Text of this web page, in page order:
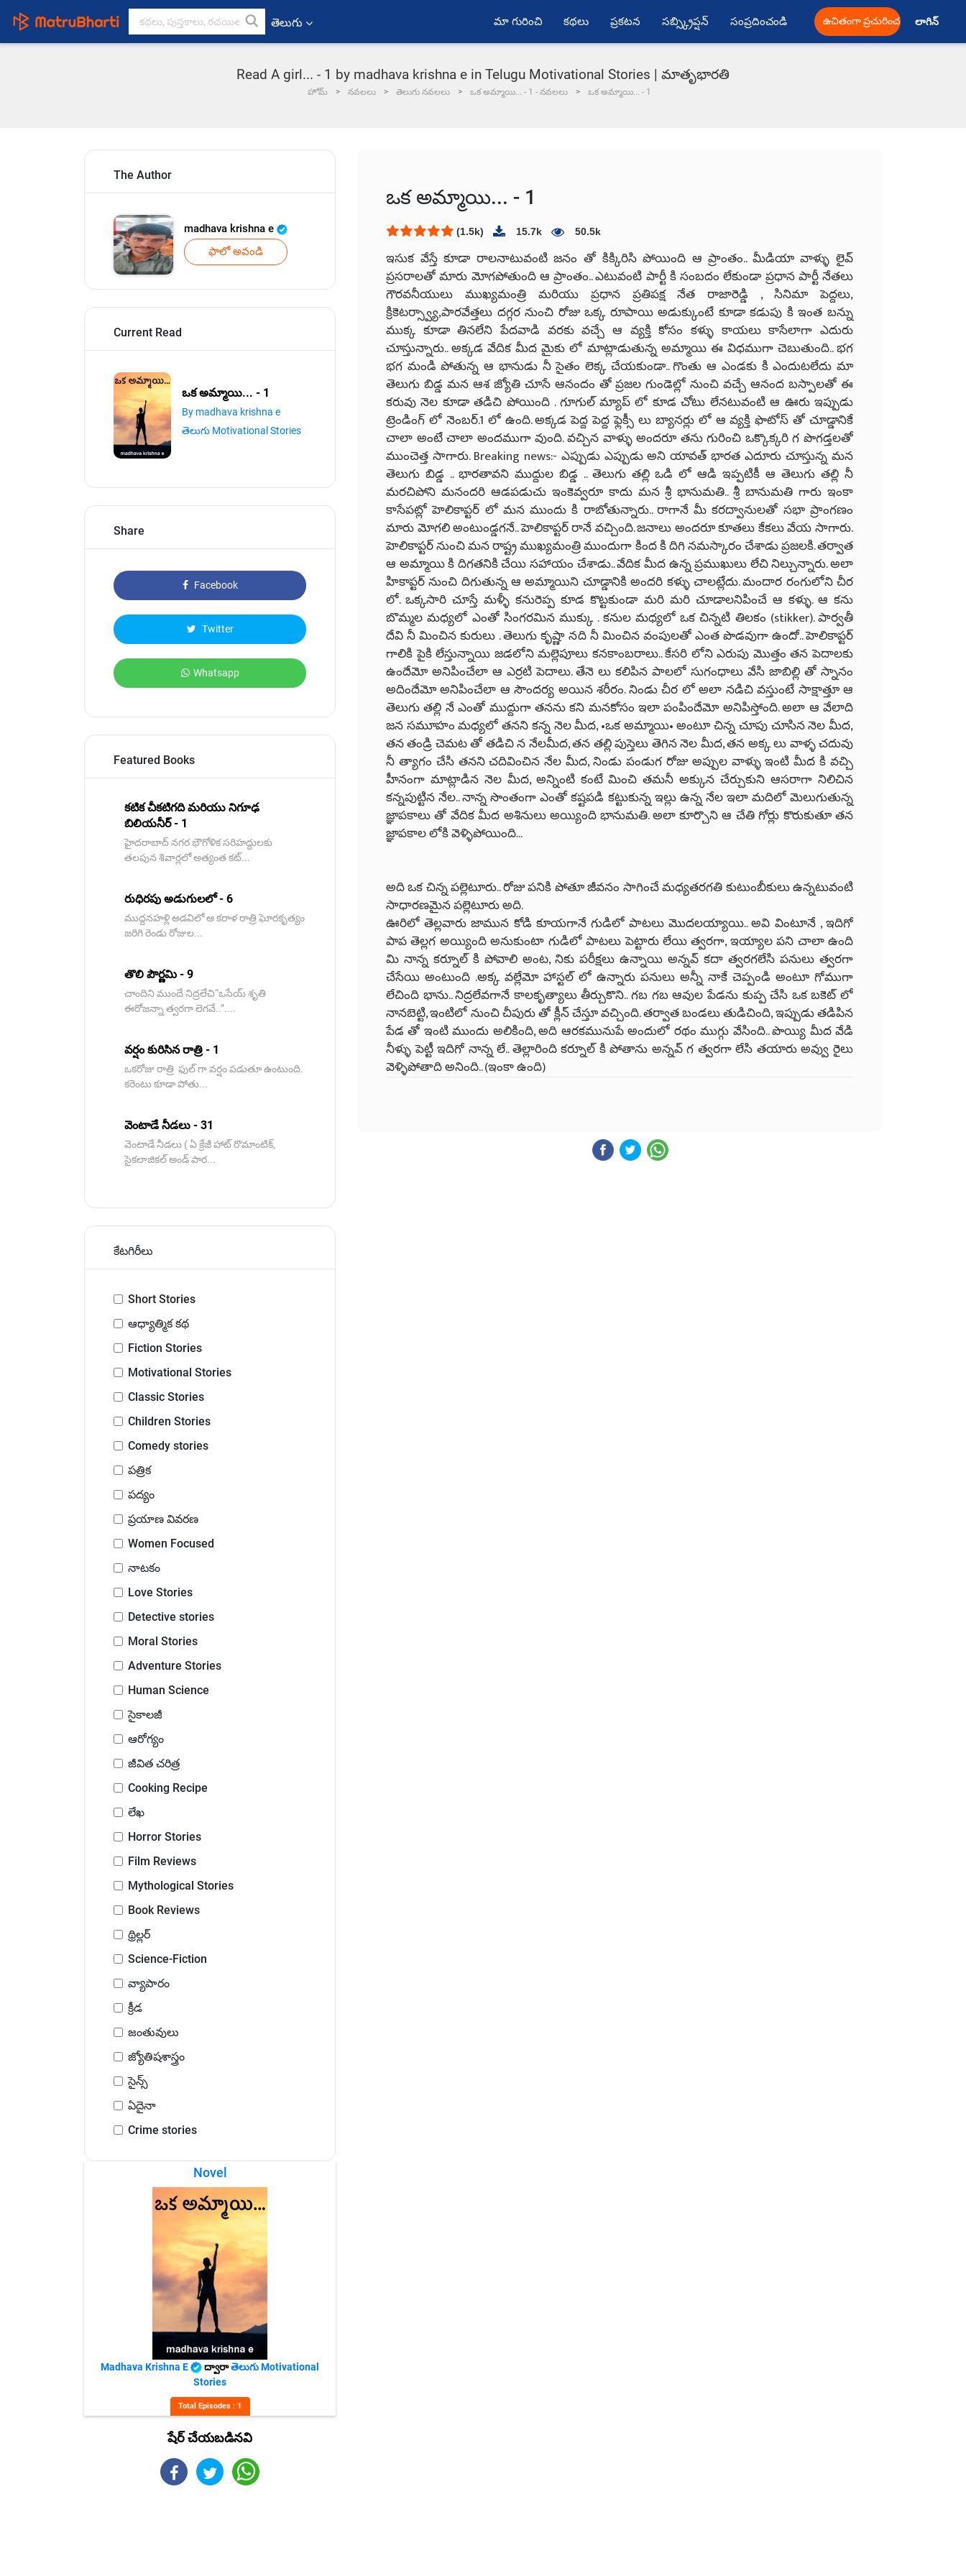
తెలుగు మా గురించి కథలు ప్రకటన సబ్స్క్రిప్షన్ సంప్రదించండి ఉచితంగా ప్రచురించండి లాగిన్
Read A girl... - 1 by madhava krishna e in Telugu Motivational Stories | మాతృభారతి
హోమ్ నవలలు తెలుగు నవలలు ఒక అమ్మాయి... - 1 - నవలలు ఒక అమ్మాయి... - 1
The Author
madhava krishna e
ఫాలో అవండి
Current Read
ఒక అమ్మాయి... - 1
By madhava krishna e
తెలుగు Motivational Stories
Share
Facebook
Twitter
Whatsapp
Featured Books
కటిక చీకటిగది మరియు నిగూఢ
బిలియనీర్ - 1
హైదరాబాద్ నగర భౌగోళిక సరిహద్దులకు
తలపున శివార్లలో అత్యంత కట్...
రుధిరపు అడుగులలో - 6
ముద్దనహళ్లి అడవిలో ఆ కరాళ రాత్రి ఘోరకృత్యం
జరిగి రెండు రోజుల...
తొలి పౌర్ణమి - 9
చాందిని ముందే నిద్రలేచి“ఒసేయ్ శృతి
ఈరోజన్నా త్వరగా లెగవే..”....
వర్షం కురిసిన రాత్రి - 1
ఒకరోజు రాత్రి ఫుల్ గా వర్షం పడుతూ ఉంటుంది.
కరెంటు కూడా పోతు...
వెంటాడే నీడలు - 31
వెంటాడే నీడలు ( ఏ క్రేజీ హాట్ రొమాంటిక్,
సైకలాజికల్ అండ్ పార...
కేటగిరీలు
Short Stories
ఆధ్యాత్మిక కథ
Fiction Stories
Motivational Stories
Classic Stories
Children Stories
Comedy stories
పత్రిక
పద్యం
ప్రయాణ వివరణ
Women Focused
నాటకం
Love Stories
Detective stories
Moral Stories
Adventure Stories
Human Science
సైకాలజీ
ఆరోగ్యం
జీవిత చరిత్ర
Cooking Recipe
లేఖ
Horror Stories
Film Reviews
Mythological Stories
Book Reviews
థ్రిల్లర్
Science-Fiction
వ్యాపారం
క్రీడ
జంతువులు
జ్యోతిషశాస్త్రం
సైన్స్
ఏదైనా
Crime stories
Novel
Madhava Krishna E ద్వారాతెలుగు Motivational
Stories
Total Episodes : 1
షేర్ చేయబడినవి
ఒక అమ్మాయి... - 1
(1.5k) 15.7k 50.5k
ఇసుక వేస్తే కూడా రాలనాటువంటి జనం తో కిక్కిరిసి పోయింది ఆ ప్రాంతం.. మీడియా వాళ్ళు లైవ్
ప్రసరాలతో మారు మోగపోతుంది ఆ ప్రాంతం.. ఎటువంటి పార్టీ కి సంబదం లేకుండా ప్రధాన పార్టీ నేతలు
గౌరవనీయులు ముఖ్యమంత్రి మరియు ప్రధాన ప్రతిపక్ష నేత రాజారెడ్డి , సినిమా పెద్దలు,
క్రికెటర్స్వ్యా,పారవేత్తలు దగ్గర నుంచి రోజు ఒక్క రూపాయి అడుక్కుంటే కూడా కడుపు కి ఇంత బన్ను
ముక్క కూడా తినలేని పేదవాడి వరకు వచ్చే ఆ వ్యక్తి కోసం కళ్ళు కాయలు కాసేలాగా ఎదురు
చూస్తున్నారు.. అక్కడ వేదిక మీద మైకు లో మాట్లాడుతున్న అమ్మాయి ఈ విధముగా చెబుతుంది.. భగ
భగ మండి పోతున్న ఆ భానుడు నీ సైతం లెక్క చేయకుండా.. గొంతు ఆ ఎండకు కి ఎందుటలేదు మా
తెలుగు బిడ్డ మన ఆశ జ్యోతి చూసే ఆనందం తో ప్రజల గుండెల్లో నుంచి వచ్చే ఆనంద బస్పాలతో ఈ
కరువు నెల కూడా తడిచి పోయింది . గూగుల్ మ్యాప్ లో కూడ చోటు లేనటువంటి ఆ ఊరు ఇప్పుడు
ట్రెండింగ్ లో నెంబర్.1 లో ఉంది. అక్కడ పెద్ద పెద్ద ఫ్లెక్సీ లు బ్యానర్లు లో ఆ వ్యక్తి ఫొటోస్ తో చూడ్డానికే
చాలా అంటే చాలా అందముగా వుంది. వచ్చిన వాళ్ళు అందరూ తను గురించి ఒక్కొక్కరి గ పొగడ్తలతో
ముంచెత్త సాగారు. Breaking news:- ఎప్పుడు ఎప్పుడు అని యావత్ భారత ఎదూరు చూస్తున్న మన
తెలుగు బిడ్డ .. భారతావని ముద్దుల బిడ్డ .. తెలుగు తల్లి ఒడి లో ఆడి ఇప్పటికీ ఆ తెలుగు తల్లి నీ
మరచిపోని మనందరి ఆడపడుచు ఇంకెవ్వరూ కాదు మన శ్రీ భానుమతి.. శ్రీ బానుమతి గారు ఇంకా
కాసేపట్లో హెలికాప్టర్ లో మన ముందు కి రాబోతున్నారు.. రాగానే మీ కరద్వానులతో సభా ప్రాంగణం
మారు మోగలి అంటుండ్డగనే.. హెలికాప్టర్ రానే వచ్చింది. జనాలు అందరూ కూతలు కేకలు వేయ సాగారు.
హెలికాప్టర్ నుంచి మన రాష్ట్ర ముఖ్యమంత్రి ముందుగా కింద కి దిగి నమస్కారం చేశాడు ప్రజలకి. తర్వాత
ఆ అమ్మాయి కి దిగతనికి చేయి సహాయం చేశాడు.. వేదిక మీద ఉన్న ప్రముఖులు లేచి నిల్చున్నారు. అలా
హికాప్టర్ నుంచి దిగుతున్న ఆ అమ్మాయిని చూడ్డానికి అందరి కళ్ళు చాలట్లేదు.మందార రంగులోని చీర
లో. ఒక్కసారి చూస్తే మళ్ళీ కనురెప్ప కూడ కొట్టకుండా మరి మరి చూడాలనిపించే ఆ కళ్ళు. ఆ కను
బొమ్మల మధ్యలో ఎంతో సింగరమిన ముక్కు . కనుల మధ్యలో ఒక చిన్నటి తిలకం (stikker). పార్వతీ
దేవి నీ మించిన కురులు . తెలుగు కృష్ణా నది నీ మించిన వంపులతో ఎంత పొడవుగా ఉందో.. హెలికాప్టర్
గాలికి పైకి లేస్తున్నాయి జడలోని మల్లెపూలు కనకాంబరాలు.. కేసరి లోని ఎరుపు మొత్తం తన పెదాలకు
ఉందేమో అనిపించేలా ఆ ఎర్రటి పెదాలు. తేనె లు కలిపిన పాలలో సుగంధాలు వేసి జాబిల్లి తో స్నానం
అదిందేమో అనిపించేలా ఆ సౌందర్య అయిన శరీరం. నిండు చీర లో అలా నడిచి వస్తుంటే సాక్షాత్తూ ఆ
తెలుగు తల్లి నే ఎంతో ముద్దుగా తనను కని మనకోసం ఇలా పంపిందేమో అనిపిస్తోంది. అలా ఆ వేలాది
జన సమూహం మధ్యలో తనని కన్న నెల మీద, •ఒక అమ్మాయి• అంటూ చిన్న చూపు చూసిన నెల మీద,
తన తండ్రి చెమట తో తడిచి న నేలమీద, తన తల్లి పుస్తెలు తెగిన నెల మీద, తన అక్క లు వాళ్ళ చదువు
నీ త్యాగం చేసి తనని చదివించిన నేల మీద, నిండు పండుగ రోజు అప్పుల వాళ్ళు ఇంటి మీద కి వచ్చి
హీనంగా మాట్లాడిన నెల మీద, అన్నింటి కంటే మించి తమనీ అక్కున చేర్చుకుని ఆసరాగా నిలిచిన
కన్నపుట్టిన నేల.. నాన్న సొంతంగా ఎంతో కష్టపడి కట్టుకున్న ఇల్లు ఉన్న నేల ఇలా మదిలో మెలుగుతున్న
జ్ఞాపకాలు తో వేదిక మీద అశినులు అయ్యింది భానుమతి. అలా కూర్చొని ఆ చేతి గోర్లు కొరుకుతూ తన
జ్ఞాపకాల లోకి వెళ్ళిపోయింది...
అది ఒక చిన్న పల్లెటూరు.. రోజు పనికి పోతూ జీవనం సాగించే మధ్యతరగతి కుటుంబీకులు ఉన్నటువంటి
సాధారణమైన పల్లెటూరు అది.
ఊరిలో తెల్లవారు జామున కోడి కూయగానే గుడిలో పాటలు మొదలయ్యాయి.. అవి వింటూనే , ఇదిగో
పాప తెల్లగ అయ్యింది అనుకుంటా గుడిలో పాటలు పెట్టారు లేయి త్వరగా, ఇయ్యాల పని చాలా ఉంది
మి నాన్న కర్నూల్ కి పోవాలి అంట, నికు పరీక్షలు ఉన్నాయి అన్నవ్ కదా త్వరగలేసి పనులు త్వరగా
చేసేయి అంటుంది .అక్క వల్లేమో హాస్టల్ లో ఉన్నారు పనులు అన్నీ నాకే చెప్పండి అంటూ గోముగా
లేచింది భాను.. నిద్రలేవగానే కాలకృత్యాలు తీర్చుకొని.. గబ గబ ఆవుల పేడను కుప్ప చేసి ఒక బకెట్ లో
నానబెట్టి, ఇంటిలో నుంచి చీపురు తో క్లీన్ చేస్తూ వచ్చింది. తర్వాత బండలు తుడిచింది, ఇప్పుడు తడిపిన
పేడ తో ఇంటి ముందు అలికింది, అది ఆరకమునుపే అందులో రథం ముగ్గు వేసింది.. పొయ్యి మీద వేడి
నీళ్ళు పెట్టీ ఇదిగో నాన్న లే.. తెల్లారింది కర్నూల్ కి పోతాను అన్నవ్ గ త్వరగా లేసి తయారు అవ్వు రైలు
వెళ్ళిపోతాది అనింది.. (ఇంకా ఉంది)